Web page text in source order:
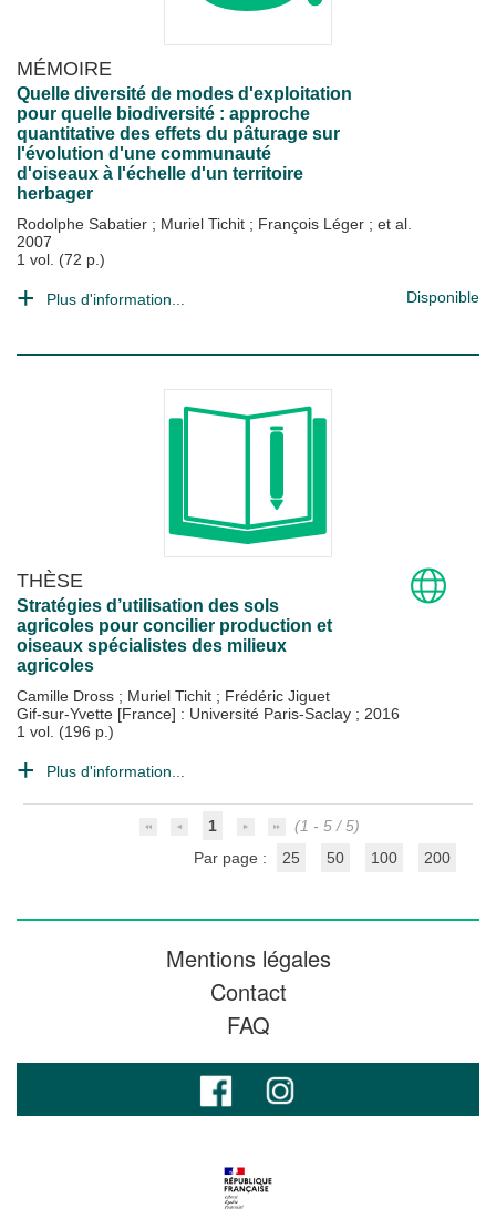
MÉMOIRE
Quelle diversité de modes d'exploitation
pour quelle biodiversité : approche
quantitative des effets du pâturage sur
l'évolution d'une communauté
d'oiseaux à l'échelle d'un territoire
herbager
Rodolphe Sabatier ; Muriel Tichit ; François Léger ; et al.
2007
1 vol. (72 p.)
Plus d'information... Disponible
THÈSE
Stratégies d’utilisation des sols
agricoles pour concilier production et
oiseaux spécialistes des milieux
agricoles
Camille Dross ; Muriel Tichit ; Frédéric Jiguet
Gif-sur-Yvette [France] : Université Paris-Saclay ; 2016
1 vol. (196 p.)
Plus d'information...
1
(1 - 5 / 5)
Par page :
25 50 100 200
Mentions légales
Contact
FAQ